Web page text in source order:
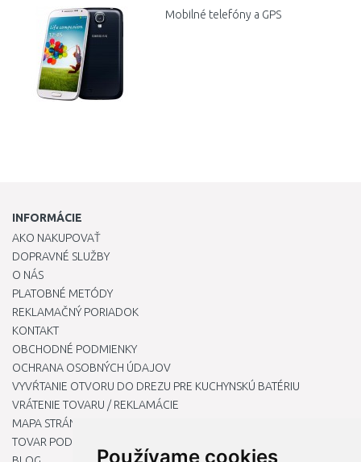
Používame cookies
Porovnať
Mobilné telefóny a GPS
INFORMÁCIE
AKO NAKUPOVAŤ
DOPRAVNÉ SLUŽBY
O NÁS
PLATOBNÉ METÓDY
REKLAMAČNÝ PORIADOK
KONTAKT
OBCHODNÉ PODMIENKY
OCHRANA OSOBNÝCH ÚDAJOV
VYVŔTANIE OTVORU DO DREZU PRE KUCHYNSKÚ BATÉRIU
VRÁTENIE TOVARU / REKLAMÁCIE
MAPA STRÁNOK
TOVAR PODĽA ZNAČIEK